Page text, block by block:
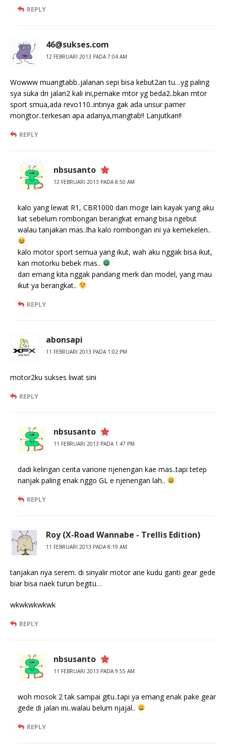
REPLY
46@sukses.com
12 FEBRUARI 2013 PADA 7:04 AM
Wowww muangtabb..jalanan sepi bisa kebut2an tu…yg paling
sya suka dri jalan2 kali ini,pemake mtor yg beda2..bkan mtor
sport smua,ada revo110..intinya gak ada unsur pamer
mongtor..terkesan apa adanya,mangtab!! Lanjutkan!!
REPLY
nbsusanto
12 FEBRUARI 2013 PADA 8:50 AM
kalo yang lewat R1, CBR1000 dan moge lain kayak yang aku
liat sebelum rombongan berangkat emang bisa ngebut
walau tanjakan mas..lha kalo rombongan ini ya kemekelen..
kalo motor sport semua yang ikut, wah aku nggak bisa ikut,
kan motorku bebek mas..
dan emang kita nggak pandang merk dan model, yang mau
ikut ya berangkat..
REPLY
abonsapi
11 FEBRUARI 2013 PADA 1:02 PM
motor2ku sukses liwat sini
REPLY
nbsusanto
11 FEBRUARI 2013 PADA 1:47 PM
dadi kelingan cerita varione njenengan kae mas..tapi tetep
nanjak paling enak nggo GL e njenengan lah..
REPLY
Roy (X-Road Wannabe - Trellis Edition)
11 FEBRUARI 2013 PADA 8:19 AM
tanjakan nya serem. di sinyalir motor ane kudu ganti gear gede
biar bisa naek turun begitu…
wkwkwkwkwk
REPLY
nbsusanto
11 FEBRUARI 2013 PADA 9:55 AM
woh mosok 2 tak sampai gitu..tapi ya emang enak pake gear
gede di jalan ini..walau belum njajal..
REPLY